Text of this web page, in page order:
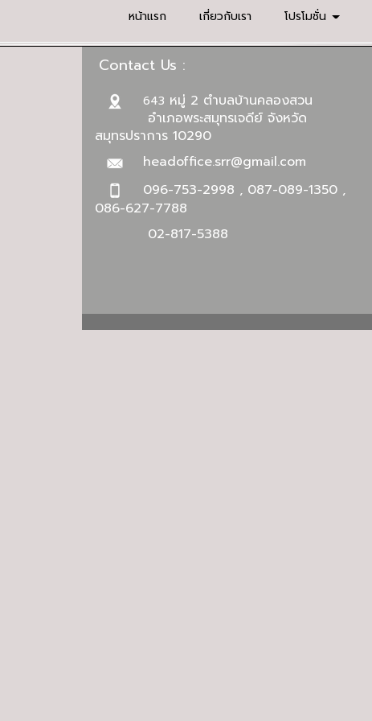
หน้าแรก เกี่ยวกับเรา โปรโมชั่น
Contact Us :
643 หมู่ 2 ตำบลบ้านคลองสวน
อำเภอพระสมุทรเจดีย์ จังหวัด
สมุทรปราการ 10290
headoffice.srr@gmail.com
096-753-2998 , 087-089-1350 ,
086-627-7788
02-817-5388